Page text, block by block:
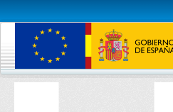
Conjuntos de datos